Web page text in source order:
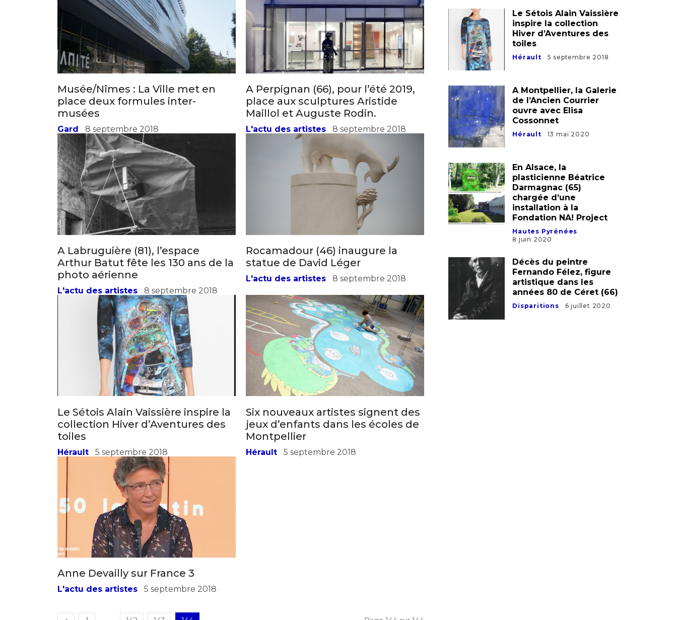
Musée/Nîmes : La Ville met en
place deux formules inter-
musées
Gard 8 septembre 2018
A Perpignan (66), pour l’été 2019,
place aux sculptures Aristide
Maillol et Auguste Rodin.
L'actu des artistes 8 septembre 2018
A Labruguière (81), l’espace
Arthur Batut fête les 130 ans de la
photo aérienne
L'actu des artistes 8 septembre 2018
Rocamadour (46) inaugure la
statue de David Léger
L'actu des artistes 8 septembre 2018
Le Sétois Alain Vaissière inspire la
collection Hiver d’Aventures des
toiles
Hérault 5 septembre 2018
Six nouveaux artistes signent des
jeux d’enfants dans les écoles de
Montpellier
Hérault 5 septembre 2018
Anne Devailly sur France 3
L'actu des artistes 5 septembre 2018
Le Sétois Alain Vaissière
inspire la collection
Hiver d’Aventures des
toiles
Hérault 5 septembre 2018
A Montpellier, la Galerie
de l’Ancien Courrier
ouvre avec Elisa
Cossonnet
Hérault 13 mai 2020
En Alsace, la
plasticienne Béatrice
Darmagnac (65)
chargée d’une
installation à la
Fondation NA! Project
Hautes Pyrénées
8 juin 2020
Décès du peintre
Fernando Félez, figure
artistique dans les
années 80 de Céret (66)
Disparitions 6 juillet 2020